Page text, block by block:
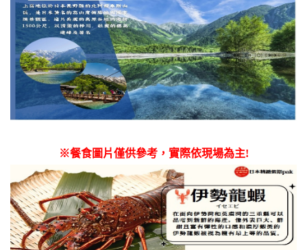
※餐食圖片僅供參考，實際依現場為主!